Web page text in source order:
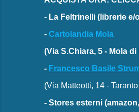
- La Feltrinelli(librerie e/
- Cartolandia Mola
(Via S.Chiara, 5 - Mola di
- Francesco Basile
(Via Matteotti, 14 - Taranto
- Stores esterni